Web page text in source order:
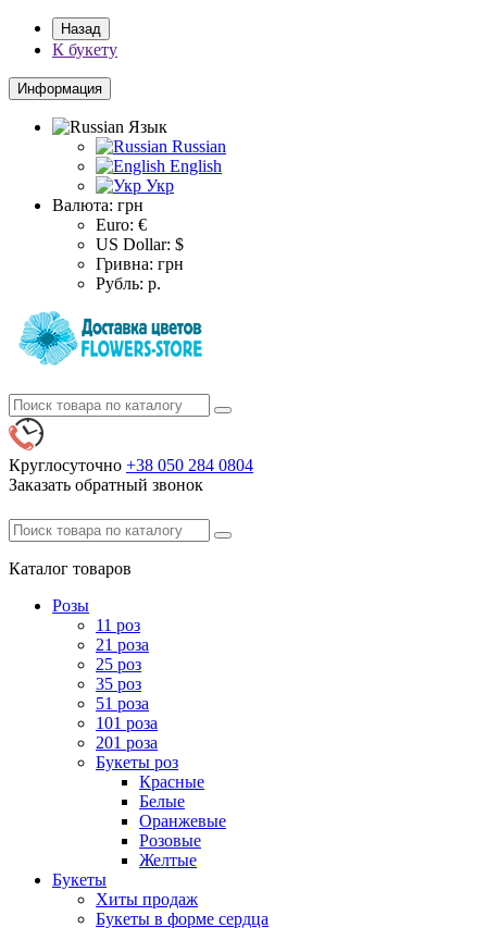
Назад
К букету
Информация
Язык
Russian
English
Укр
Валюта: грн
Euro: €
US Dollar: $
Гривна: грн
Рубль: р.
Круглосуточно +38 050 284 0804
Заказать обратный звонок
Каталог товаров
Розы
11 роз
21 роза
25 роз
35 роз
51 роза
101 роза
201 роза
Букеты роз
Красные
Белые
Оранжевые
Розовые
Желтые
Букеты
Хиты продаж
Букеты в форме сердца